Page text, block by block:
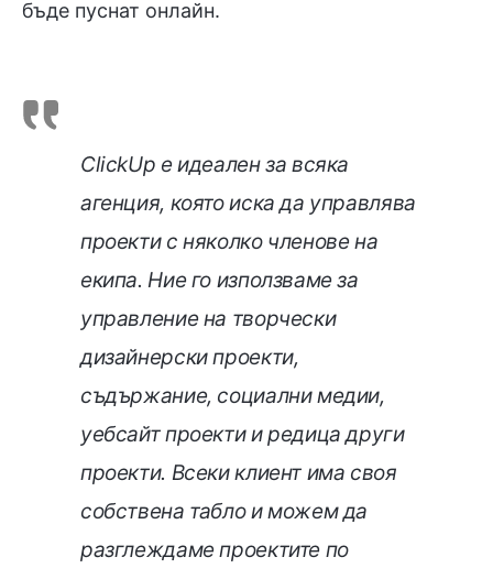
бъде пуснат онлайн.
ClickUp е идеален за всяка
агенция, която иска да управлява
проекти с няколко членове на
екипа. Ние го използваме за
управление на творчески
дизайнерски проекти,
съдържание, социални медии,
уебсайт проекти и редица други
проекти. Всеки клиент има своя
собствена табло и можем да
разглеждаме проектите по